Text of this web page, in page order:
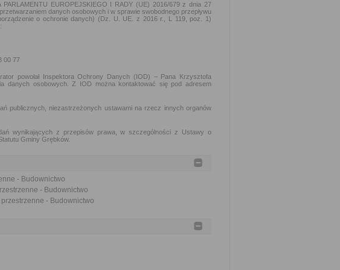
EUROPEJSKIEGO I RADY (UE) 2016/679 z dnia 27
danych osobowych i w sprawie swobodnego przepływu
o ochronie danych) (Dz. U. UE. z 2016 r., L 119, poz. 1)
00 77
powołał Inspektora Ochrony Danych (IOD) – Pana Krzysztofa
danych osobowych. Z IOD można kontaktować się pod adresem
publicznych, niezastrzeżonych ustawami na rzecz innych organów
wynikających z przepisów prawa, w szczególności z Ustawy o
Gminy Grębków.
- Budownictwo
- Budownictwo
- Budownictwo